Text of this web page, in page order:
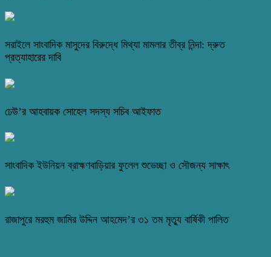
সরাইলে সাংবাদিক মাসুদের বিরুদ্ধে মিথ্যা মামলার তীব্র নিন্দা: দ্রুত
প্রত্যাহারের দাবি
ঢেউ’র আহবায়ক সোহেল সদস্য সচিব আইফাত
সাংবাদিক ইউনিয়ন ব্রাহ্মণবাড়িয়ার ফুলেল শুভেচ্ছা ও সৌজন্য সাক্ষাৎ
রাজাপুরে মরহুম জামির উদ্দিন আহমেদ’র ৩১ তম মৃত্যু বার্ষিকী পালিত